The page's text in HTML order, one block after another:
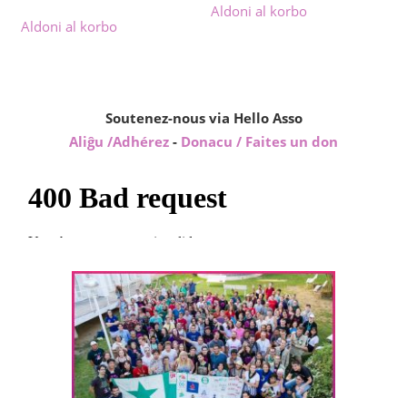
Aldoni al korbo
Aldoni al korbo
Soutenez-nous via Hello Asso
Aliĝu /Adhérez - Donacu / Faites un don